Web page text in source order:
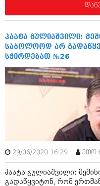
აგვისტო 2017
ივლისი 2017
მაისი 2017 (216)
აპრილი 2017
მარტი 2017 (212)
იანვარი 2017
დეკემბერი 2016
ნოემბერი 2016
ოქტომბერი 2016
სექტემბერი 2016
აგვისტო 2016
ივლისი 2016
ივნისი 2016
მაისი 2016 (261)
აპრილი 2016
მარტი 2016
თებერვალი 2016
პაატა გულიაშვილი:
საბოლოოდ არ
სჭირდებათ №26
29/06/2020 16:29 ეთო
პაატა გულიაშვილი:
გადაწყვიტონ, რომ